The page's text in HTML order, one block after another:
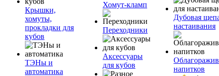
Крышки,
хомуты,
прокладки для
кубов
ТЭНы и
автоматика
Хомут-кламп
Переходники
Аксессуары
для кубов
Дубовая
настаивания
напитков